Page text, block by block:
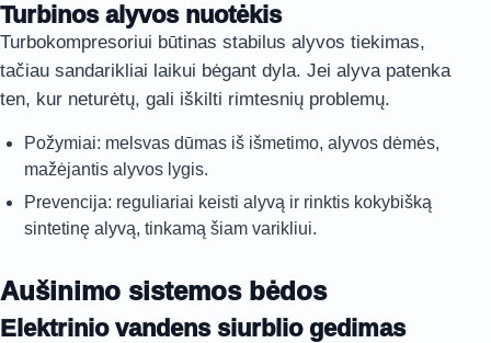
Turbinos alyvos nuotėkis
Turbokompresoriui būtinas stabilus alyvos tiekimas,
tačiau sandarikliai laikui bėgant dyla. Jei alyva patenka
ten, kur neturėtų, gali iškilti rimtesnių problemų.
Požymiai: melsvas dūmas iš išmetimo, alyvos dėmės,
mažėjantis alyvos lygis.
Prevencija: reguliariai keisti alyvą ir rinktis kokybišką
sintetinę alyvą, tinkamą šiam varikliui.
Aušinimo sistemos bėdos
Elektrinio vandens siurblio gedimas